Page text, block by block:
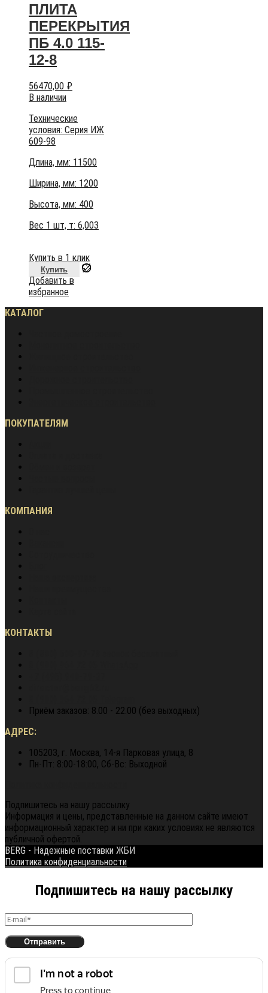
ПЛИТА
ПЕРЕКРЫТИЯ
ПБ 4.0 115-
12-8
56470,00 ₽
В наличии
Технические
условия: Серия ИЖ
609-98
Длина, мм: 11500
Ширина, мм: 1200
Высота, мм: 400
Вес 1 шт, т: 6,003
Купить в 1 клик
Купить
Добавить в
избранное
КАТАЛОГ
ПОКУПАТЕЛЯМ
КОМПАНИЯ
КОНТАКТЫ
Приём заказов: 8.00 - 22.00 (без выходных)
АДРЕС:
105203, г. Москва, 14-я Парковая улица, 8
Пн-Пт: 8:00-18:00, Сб-Вс: Выходной
Подпишитесь на нашу рассылку
Информация и цены, представленные на данном сайте имеют
информационный характер и ни при каких условиях не являются
публичной офертой.
BERG - Надежные поставки ЖБИ
Политика конфиденциальности
Подпишитесь на нашу рассылку